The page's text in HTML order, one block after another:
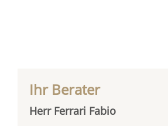
Ihr Berater
Herr Ferrari Fabio